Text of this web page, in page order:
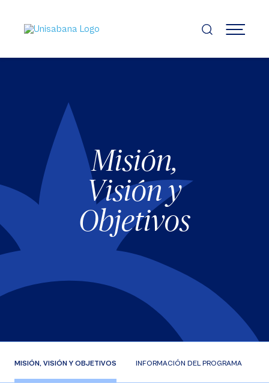
contenido
principal
MENÚ
Misión,
Visión y
Objetivos
MISIÓN, VISIÓN Y OBJETIVOS INFORMACIÓN DEL PROGRAMA